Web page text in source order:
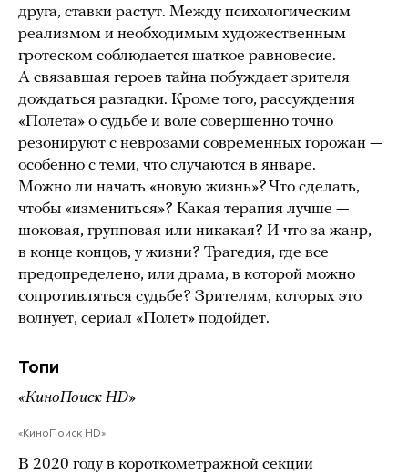
друга, ставки растут. Между психологическим
реализмом и необходимым художественным
гротеском соблюдается шаткое равновесие.
А связавшая героев тайна побуждает зрителя
дождаться разгадки. Кроме того, рассуждения
«Полета» о судьбе и воле совершенно точно
резонируют с неврозами современных горожан —
особенно с теми, что случаются в январе.
Можно ли начать «новую жизнь»? Что сделать,
чтобы «измениться»? Какая терапия лучше —
шоковая, групповая или никакая? И что за жанр,
в конце концов, у жизни? Трагедия, где все
предопределено, или драма, в которой можно
сопротивляться судьбе? Зрителям, которых это
волнует, сериал «Полет» подойдет.
Топи
«КиноПоиск HD»
«КиноПоиск HD»
В 2020 году в короткометражной секции